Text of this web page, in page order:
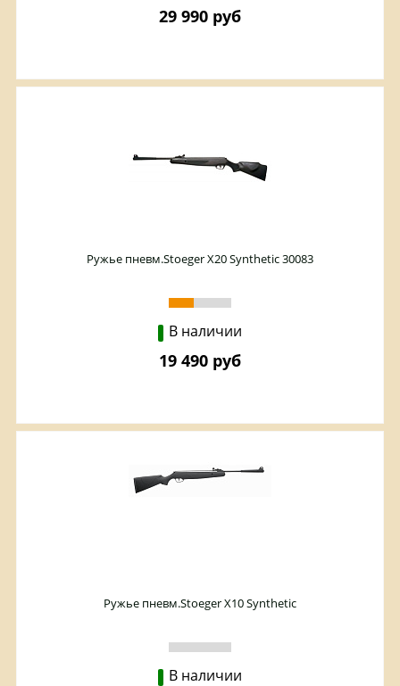
29 990 руб
Ружье пневм.Stoeger X20 Synthetic 30083
В наличии
19 490 руб
Ружье пневм.Stoeger X10 Synthetic
В наличии